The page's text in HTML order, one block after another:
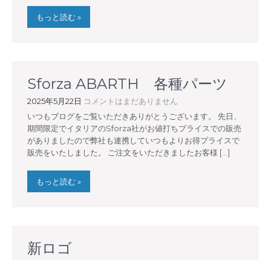
もっと読む »
Sforza ABARTH 各種パーツ
2025年5月22日 コメントはまだありません
いつもブログをご覧いただきありがとうございます。 先日、
期間限定でイタリアのSforza社がお値打ちプライスでの販売
がありましたので弊社も連携していつもよりお得プライスで
販売をいたしました。 ご注文をいただきましたお客様 […]
もっと読む »
新ロゴ